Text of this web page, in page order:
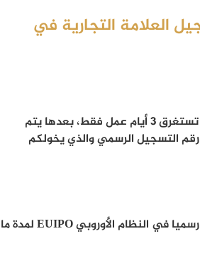
العلامة التجارية في
عملية التسجيل المبدئي تستغرق 3 أيام عمل فقط، بعدها يتم
رقم التسجيل الرسمي والذي يخولكم
في النظام الأوروبيEUIPOلمدة ما